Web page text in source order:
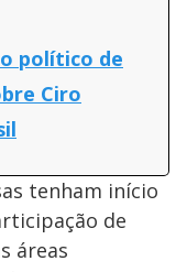
político de
Ciro
tenham início
de
áreas